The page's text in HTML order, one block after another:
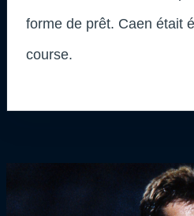
forme de prêt. Caen était
course.